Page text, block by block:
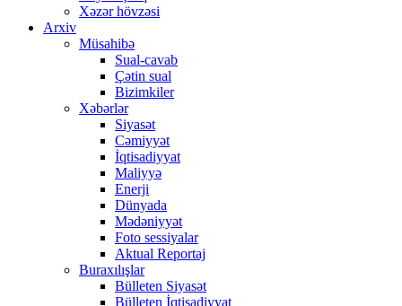
Xəzər hövzəsi
Arxiv
Müsahibə
Sual-cavab
Çətin sual
Bizimkiler
Xəbərlər
Siyasət
Cəmiyyət
İqtisadiyyat
Maliyyə
Enerji
Dünyada
Mədəniyyət
Foto sessiyalar
Aktual Reportaj
Buraxılışlar
Bülleten Siyasət
Bülleten İqtisadiyyat